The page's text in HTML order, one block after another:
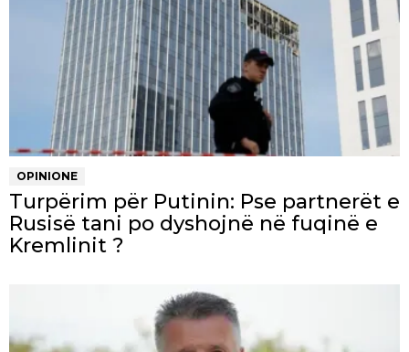
OPINIONE
Turpërim për Putinin: Pse partnerët e
Rusisë tani po dyshojnë në fuqinë e
Kremlinit ?